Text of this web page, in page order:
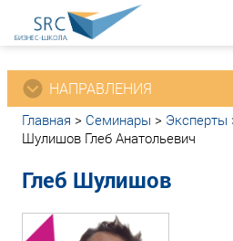
НАПРАВЛЕНИЯ
Главная > Семинары > Эксперты
Шулишов Глеб Анатольевич
Глеб Шулишов